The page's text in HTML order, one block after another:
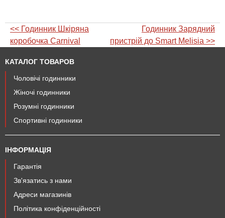
<< Годинник Шкіряна
коробочка Carnival
Годинник Зарядний
пристрій до Smart Melisia >>
КАТАЛОГ ТОВАРОВ
Чоловічі годинники
Жіночі годинники
Розумні годинники
Спортивні годинники
ІНФОРМАЦІЯ
Гарантія
Зв'язатись з нами
Адреси магазинів
Політика конфіденційності